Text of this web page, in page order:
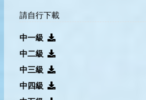
請自行下載
中一級
中二級
中三級
中四級